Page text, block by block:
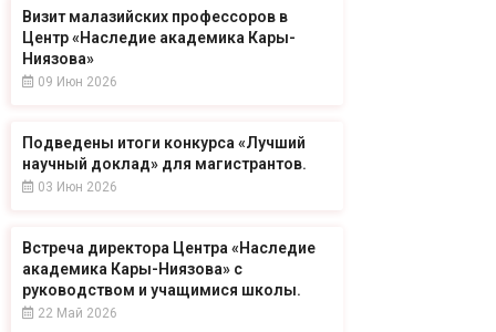
Визит малазийских профессоров в
Центр «Наследие академика Кары-
Ниязова»
09 Июн 2026
Подведены итоги конкурса «Лучший
научный доклад» для магистрантов.
03 Июн 2026
Встреча директора Центра «Наследие
академика Кары-Ниязова» с
руководством и учащимися школы.
22 Май 2026